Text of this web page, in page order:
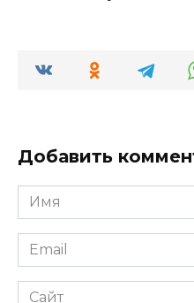
Добавить
Имя
*
Email
*
Сайт